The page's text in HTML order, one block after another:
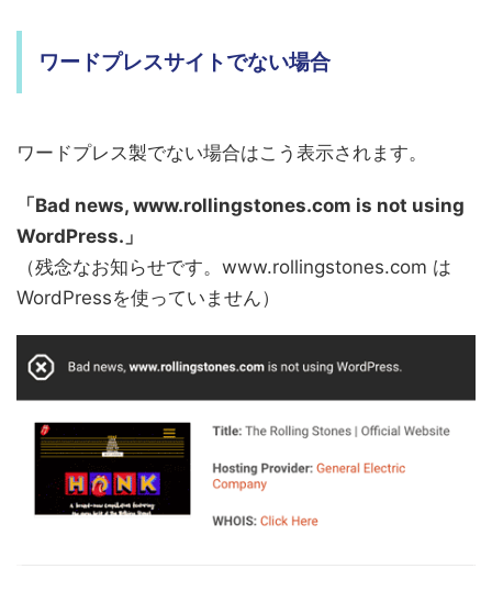
ワードプレスサイトでない場合
ワードプレス製でない場合はこう表示されます。
「Bad news, www.rollingstones.com is not using
WordPress.」
（残念なお知らせです。www.rollingstones.com は
WordPressを使っていません）